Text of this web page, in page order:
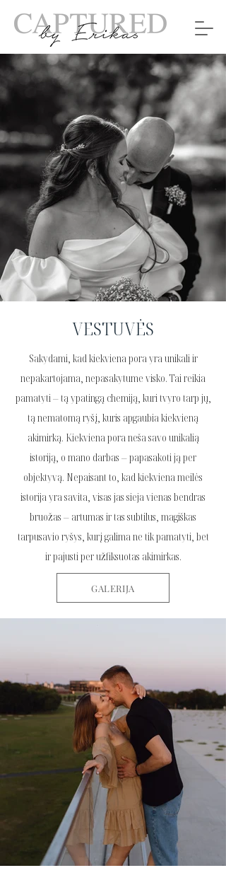
VESTUVĖS
Sakydami, kad kiekviena pora yra unikali ir
nepakartojama, nepasakytume visko. Tai reikia
pamatyti – tą ypatingą chemiją, kuri tvyro tarp jų,
tą nematomą ryšį, kuris apgaubia kiekvieną
akimirką. Kiekviena pora neša savo unikalią
istoriją, o mano darbas – papasakoti ją per
objektyvą. Nepaisant to, kad kiekviena meilės
istorija yra savita, visas jas sieja vienas bendras
bruožas – artumas ir tas subtilus, magiškas
tarpusavio ryšys, kurį galima ne tik pamatyti, bet
ir pajusti per užfiksuotas akimirkas.
GALERIJA